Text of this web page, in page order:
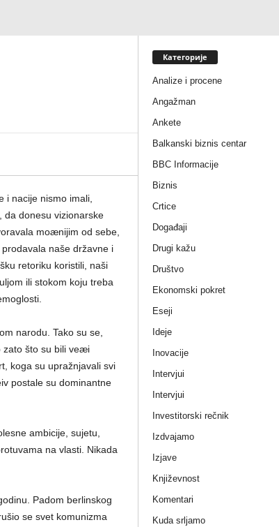
i nacije nismo imali,
da donesu vizionarske
moænijim od sebe,
naše državne i
retoriku koristili, naši
ili stokom koju treba
narodu. Tako su se,
zato što su bili veæi
koga su upražnjavali svi
postale su dominantne
ambicije, sujetu,
na vlasti. Nikada
Padom berlinskog
se svet komunizma
Категорије
Analize i procene
Angažman
Ankete
Balkanski biznis centar
BBC Informacije
Biznis
Crtice
Događaji
Drugi kažu
Društvo
Ekonomski pokret
Eseji
Ideje
Inovacije
Intervjui
Intervjui
Investitorski rečnik
Izdvajamo
Izjave
Književnost
Komentari
Kuda srljamo